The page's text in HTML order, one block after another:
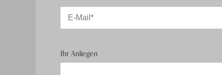
Ihr Anliegen